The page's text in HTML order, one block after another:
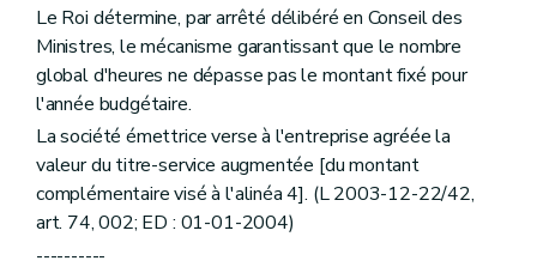
Le Roi détermine, par arrêté délibéré en Conseil des
Ministres, le mécanisme garantissant que le nombre
global d'heures ne dépasse pas le montant fixé pour
l'année budgétaire.
La société émettrice verse à l'entreprise agréée la
valeur du titre-service augmentée [du montant
complémentaire visé à l'alinéa 4]. (L 2003-12-22/42,
art. 74, 002; ED : 01-01-2004)
----------